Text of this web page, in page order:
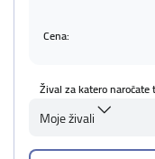
Cena:
Žival za katero naročate
Moje živali